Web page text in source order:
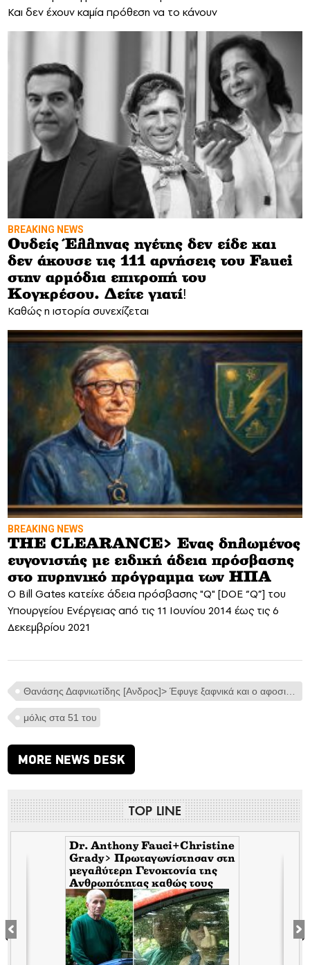
Και δεν έχουν καμία πρόθεση να το κάνουν
BREAKING NEWS
Ουδείς Έλληνας ηγέτης δεν είδε και
δεν άκουσε τις 111 αρνήσεις του Fauci
στην αρμόδια επιτροπή του
Κογκρέσου. Δείτε γιατί!
Καθώς η ιστορία συνεχίζεται
BREAKING NEWS
THE CLEARANCE> Eνας δηλωμένος
ευγονιστής με ειδική άδεια πρόσβασης
στο πυρηνικό πρόγραμμα των ΗΠΑ
O Bill Gates κατείχε άδεια πρόσβασης "Q" [DOE “Q”] του
Υπουργείου Ενέργειας από τις 11 Ιουνίου 2014 έως τις 6
Δεκεμβρίου 2021
μόλις στα 51 του
MORE NEWS DESK
TOP LINE
Dr. Anthony Fauci+Christine
Grady> Πρωταγωνίστησαν στη
μεγαλύτερη Γενοκτονία της
Ανθρωπότητας καθώς τους
κάλυπταν οι μηντιακές
ερπύστριες του deep state.
Τώρα η σύζυγος υψώνει το
δάχτυλο στους φωτορεπόρτερ